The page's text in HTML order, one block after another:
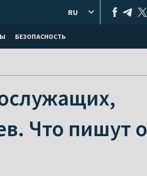
БЕЗОПАСНОСТЬ
RU
Что пишут о